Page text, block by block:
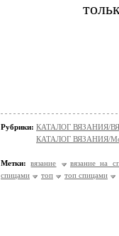
Рубрики: КАТАЛОГ ВЯЗАНИЯ/
КАТАЛОГ ВЯЗАНИЯ/
Метки: вязание
вязание на
спицами
топ топ спицами